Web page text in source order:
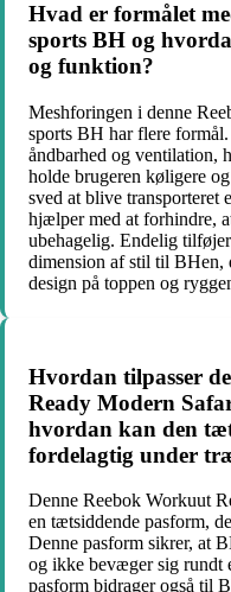
Hvad er formålet
sports BH og
og funktion?
Meshforingen i denne
sports BH har flere
åndbarhed og ventilation,
holde brugeren køligere
sved at blive
hjælper med at forhindre,
ubehagelig. Endelig
dimension af stil til BHen,
design på toppen og
Hvordan tilpasser
Ready Modern
hvordan kan den
fordelagtig under
Denne Reebok Workuut
en tætsiddende pasform,
Denne pasform sikrer, at
og ikke bevæger sig rundt
pasform bidrager også til